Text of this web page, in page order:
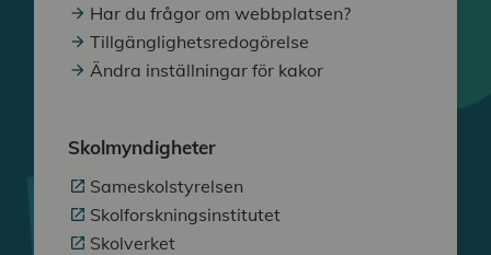
Har du frågor om webbplatsen?
Tillgänglighetsredogörelse
Ändra inställningar för kakor
Skolmyndigheter
Sameskolstyrelsen
Skolforskningsinstitutet
Skolverket